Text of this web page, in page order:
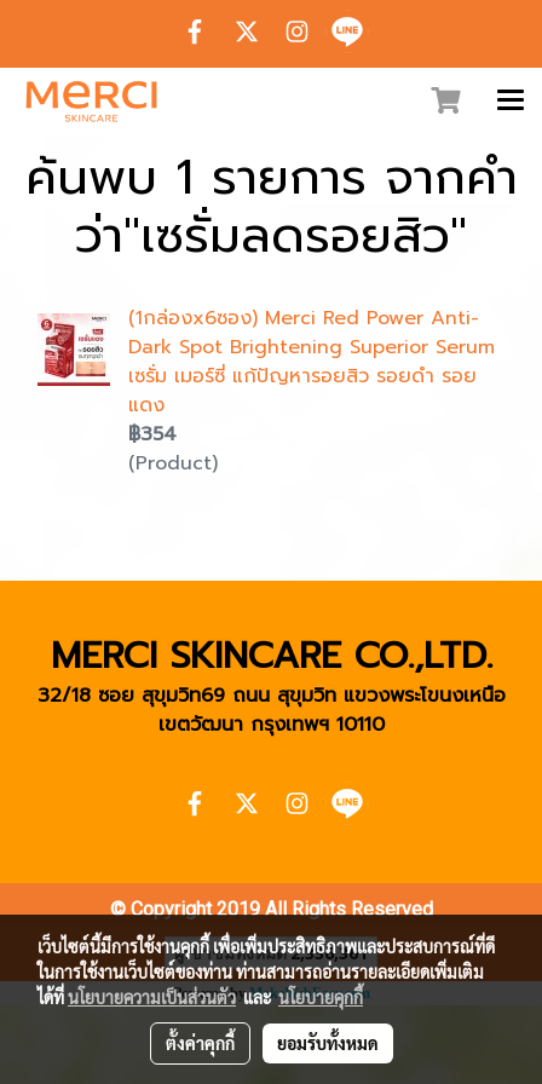
ค้นพบ 1 รายการ จากคำ
ว่า"เซรั่มลดรอยสิว"
(1กล่องx6ซอง) Merci Red Power Anti-
Dark Spot Brightening Superior Serum
เซรั่ม เมอร์ซี่ แก้ปัญหารอยสิว รอยดำ รอย
แดง
฿354
(Product)
MERCI SKINCARE CO.,LTD.
32/18 ซอย สุขุมวิท69 ถนน สุขุมวิท แขวงพระโขนงเหนือ
เขตวัฒนากรุงเทพฯ 10110
© Copyright 2019 All Rights Reserved
ผู้เข้าชมทั้งหมด2,336,361
Powered byMakeWebEasy.com
เว็บไซต์นี้มีการใช้งานคุกกี้ เพื่อเพิ่มประสิทธิภาพและประสบการณ์ที่ดี
ในการใช้งานเว็บไซต์ของท่าน ท่านสามารถอ่านรายละเอียดเพิ่มเติม
ได้ที่นโยบายความเป็นส่วนตัวและนโยบายคุกกี้
ตั้งค่าคุกกี้ ยอมรับทั้งหมด